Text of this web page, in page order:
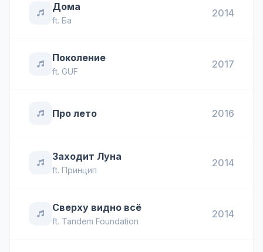
Дома
ft. Ба
2014
Поколение
ft. GUF
2017
Про лето 2016
Заходит Луна
ft. Принцип
2014
Сверху видно всё
ft. Tandem Foundation
2014